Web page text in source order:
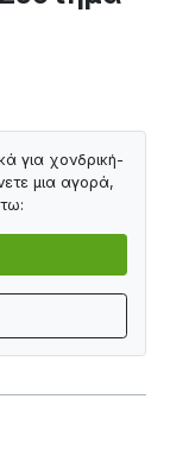
για χονδρική-
μια αγορά,